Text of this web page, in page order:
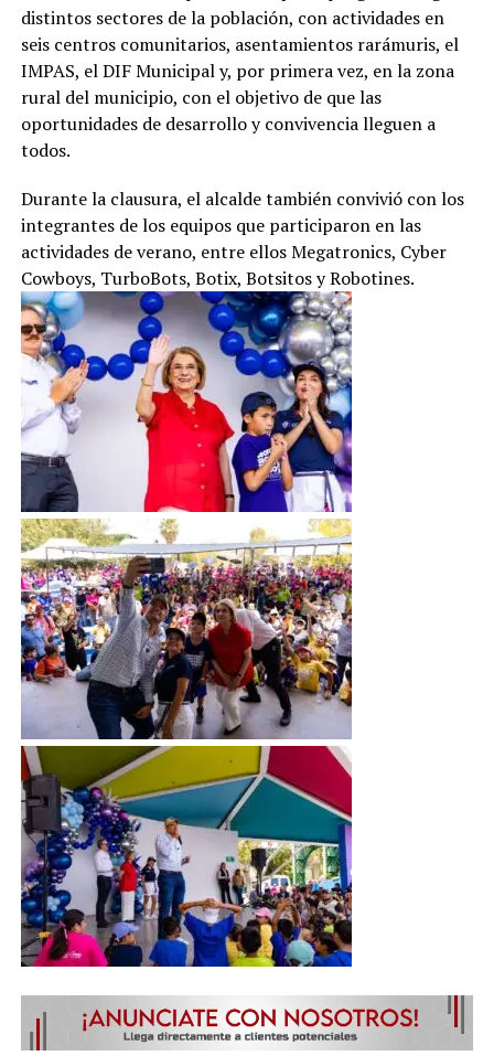
distintos sectores de la población, con actividades en
seis centros comunitarios, asentamientos rarámuris, el
IMPAS, el DIF Municipal y, por primera vez, en la zona
rural del municipio, con el objetivo de que las
oportunidades de desarrollo y convivencia lleguen a
todos.
Durante la clausura, el alcalde también convivió con los
integrantes de los equipos que participaron en las
actividades de verano, entre ellos Megatronics, Cyber
Cowboys, TurboBots, Botix, Botsitos y Robotines.